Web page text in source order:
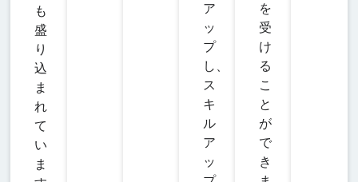
も
盛
り
込
ま
れ
て
い
ま
ア
ッ
プ
し、
ス
キ
ル
ア
ッ
を
受
け
る
こ
と
が
で
き